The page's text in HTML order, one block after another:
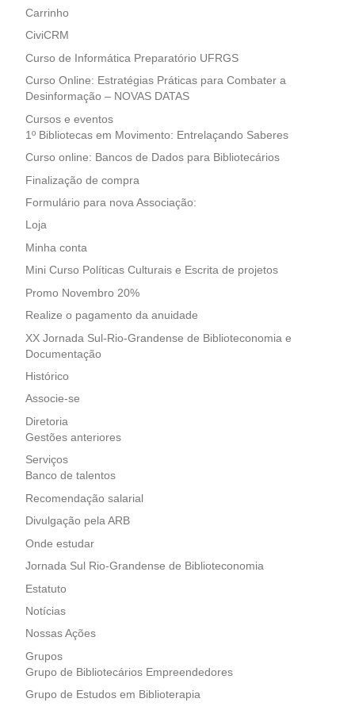
Carrinho
CiviCRM
Curso de Informática Preparatório UFRGS
Curso Online: Estratégias Práticas para Combater a
Desinformação – NOVAS DATAS
Cursos e eventos
1º Bibliotecas em Movimento: Entrelaçando Saberes
Curso online: Bancos de Dados para Bibliotecários
Finalização de compra
Formulário para nova Associação:
Loja
Minha conta
Mini Curso Políticas Culturais e Escrita de projetos
Promo Novembro 20%
Realize o pagamento da anuidade
XX Jornada Sul-Rio-Grandense de Biblioteconomia e
Documentação
Histórico
Associe-se
Diretoria
Gestões anteriores
Serviços
Banco de talentos
Recomendação salarial
Divulgação pela ARB
Onde estudar
Jornada Sul Rio-Grandense de Biblioteconomia
Estatuto
Notícias
Nossas Ações
Grupos
Grupo de Bibliotecários Empreendedores
Grupo de Estudos em Biblioterapia